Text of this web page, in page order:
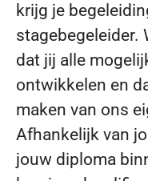
krijg je
stagebegeleider.
dat jij alle
ontwikkelen en
maken van ons
Afhankelijk van
jouw diploma